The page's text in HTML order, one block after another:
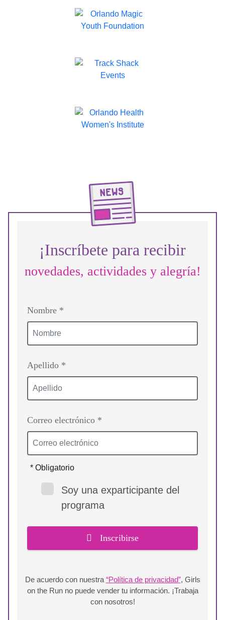
¡Inscríbete para recibir
novedades, actividades y alegría!
Nombre *
Apellido *
Correo electrónico *
Inscribirse
* Obligatorio
Soy una exparticipante del
programa
De acuerdo con nuestra “Política de privacidad”, Girls
on the Run no puede vender tu información. ¡Trabaja
con nosotros!